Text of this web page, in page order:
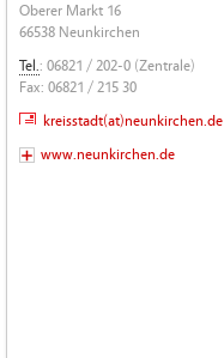
Oberer Markt 16
66538 Neunkirchen
Tel.: 06821 / 202-0 (Zentrale)
Fax: 06821 / 215 30
kreisstadt(at)neunkirchen.de
www.neunkirchen.de